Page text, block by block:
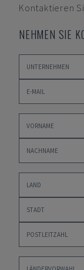
Kontaktieren
NEHMEN SIE